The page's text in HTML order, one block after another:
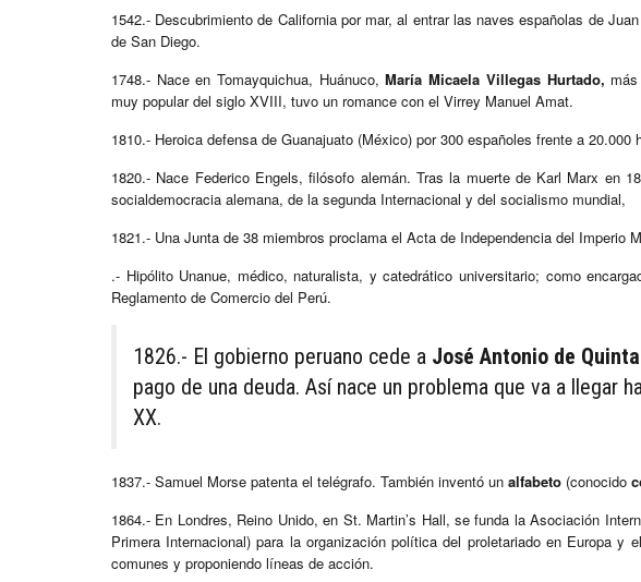
1542.- Descubrimiento de California por mar, al entrar las naves españolas de
de San Diego.
1748.- Nace en Tomayquichua, Huánuco, María Micaela Villegas Hurtado,
muy popular del siglo XVIII, tuvo un romance con el Virrey Manuel Amat.
1810.- Heroica defensa de Guanajuato (México) por 300 españoles frente a 20.000
1820.- Nace Federico Engels, filósofo alemán. Tras la muerte de Karl Marx en
socialdemocracia alemana, de la segunda Internacional y del socialismo mundial,
1821.- Una Junta de 38 miembros proclama el Acta de Independencia del Imperio
.- Hipólito Unanue, médico, naturalista, y catedrático universitario; como
Reglamento de Comercio del Perú.
1826.- El gobierno peruano cede a José Antonio de
pago de una deuda. Así nace un problema que va a llegar
XX.
1837.- Samuel Morse patenta el telégrafo. También inventó un alfabeto (conocido
1864.- En Londres, Reino Unido, en St. Martin’s Hall, se funda la Asociación
Primera Internacional) para la organización política del proletariado en Europa y
comunes y proponiendo líneas de acción.